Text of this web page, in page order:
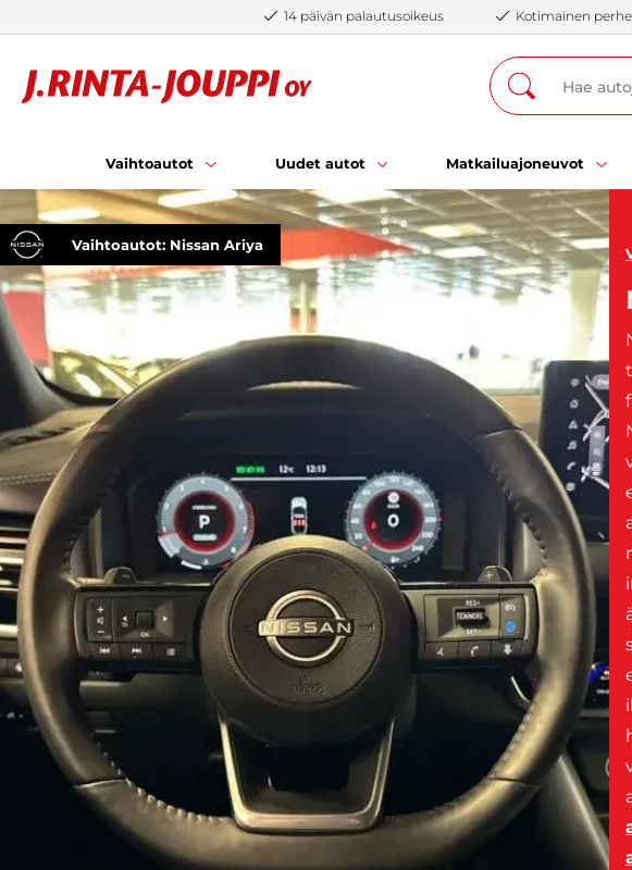
14 päivän palautusoikeus Kotimainen
Vaihtoautot Uudet autot Matkailuajoneuvot
Vaihtoautot: Nissan Ariya